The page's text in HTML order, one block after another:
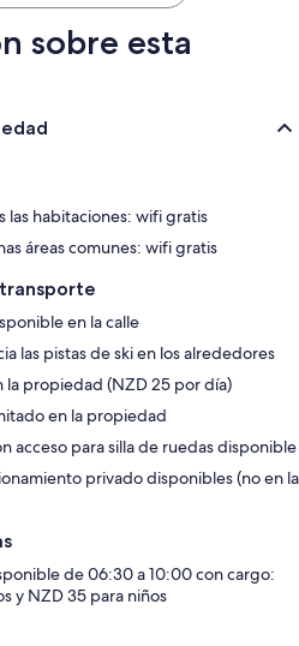
sobre esta
las habitaciones: wifi gratis
áreas comunes: wifi gratis
en la calle
las pistas de ski en los alrededores
la propiedad (NZD 25 por día)
en la propiedad
acceso para silla de ruedas disponible
privado disponibles (no en la
de 06:30 a 10:00 con cargo:
y NZD 35 para niños